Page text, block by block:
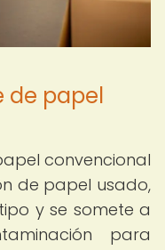
de papel
convencional
de papel usado,
y se somete a
para